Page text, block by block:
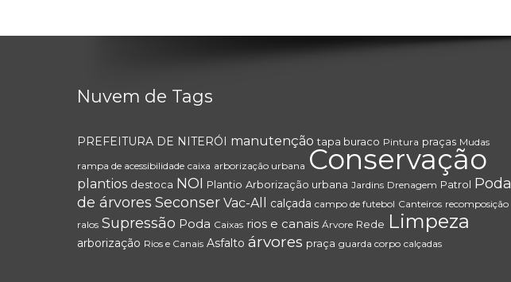
Nuvem de Tags
PREFEITURA DE NITERÓI manutenção tapa buraco Pintura praças Mudas
rampa de acessibilidade caixa arborização urbana Conservação
plantios destoca NOI Plantio Arborização urbana Jardins Drenagem Patrol Poda
de árvores Seconser Vac-All calçada campo de futebol Canteiros recomposição
ralos Supressão Poda Caixas rios e canais Árvore Rede Limpeza
arborização Rios e Canais Asfalto árvores praça guarda corpo calçadas